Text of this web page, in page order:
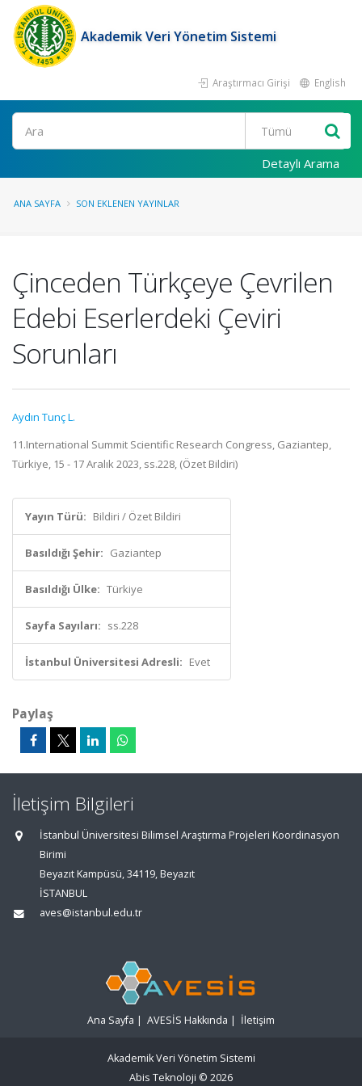
Akademik Veri Yönetim Sistemi
Araştırmacı Girişi English
Ara
Detaylı Arama
ANA SAYFA SON EKLENEN YAYINLAR
Çinceden Türkçeye Çevrilen
Edebi Eserlerdeki Çeviri
Sorunları
Aydın Tunç L.
11.International Summit Scientific Research Congress, Gaziantep,
Türkiye, 15 - 17 Aralık 2023, ss.228, (Özet Bildiri)
Yayın Türü: Bildiri / Özet Bildiri
Basıldığı Şehir: Gaziantep
Basıldığı Ülke: Türkiye
Sayfa Sayıları: ss.228
İstanbul Üniversitesi Adresli: Evet
Paylaş
İletişim Bilgileri
İstanbul Üniversitesi Bilimsel Araştırma Projeleri Koordinasyon
Birimi
Beyazıt Kampüsü, 34119, Beyazıt
İSTANBUL
aves@istanbul.edu.tr
Ana Sayfa | AVESİS Hakkında | İletişim
Akademik Veri Yönetim Sistemi
Abis Teknoloji © 2026